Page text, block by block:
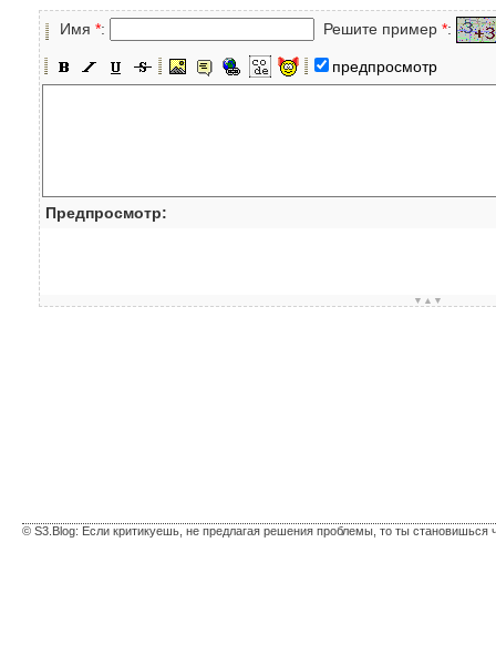
Имя *: Решите пример *:
предпросмотр
Предпросмотр:
▼▲▼
© S3.Blog: Если критикуешь, не предлагая решения проблемы, то ты становишься